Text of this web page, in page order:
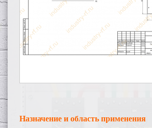
Назначение и область применения